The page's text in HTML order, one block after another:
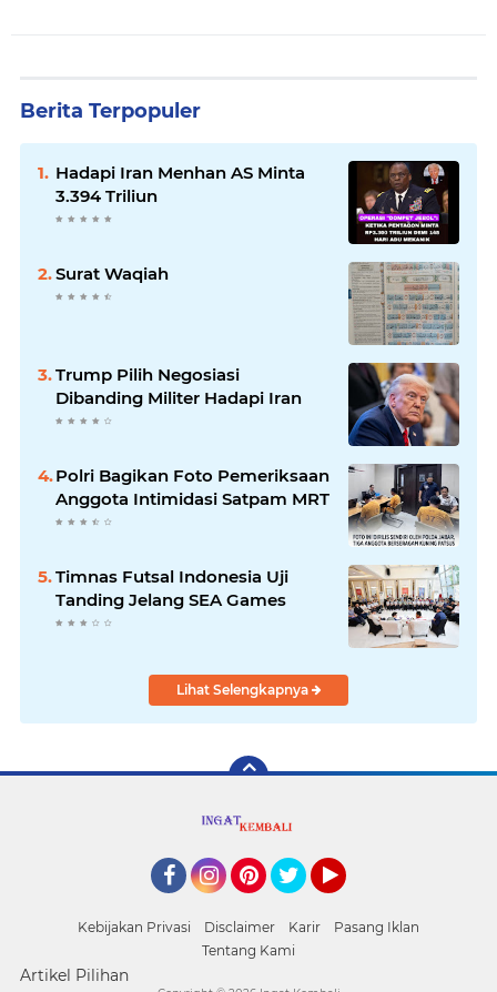
Berita Terpopuler
Hadapi Iran Menhan AS Minta
3.394 Triliun
Surat Waqiah
Trump Pilih Negosiasi
Dibanding Militer Hadapi Iran
Polri Bagikan Foto Pemeriksaan
Anggota Intimidasi Satpam MRT
Timnas Futsal Indonesia Uji
Tanding Jelang SEA Games
Lihat Selengkapnya
Kebijakan Privasi Disclaimer Karir
Pasang Iklan
Tentang Kami
Artikel Pilihan